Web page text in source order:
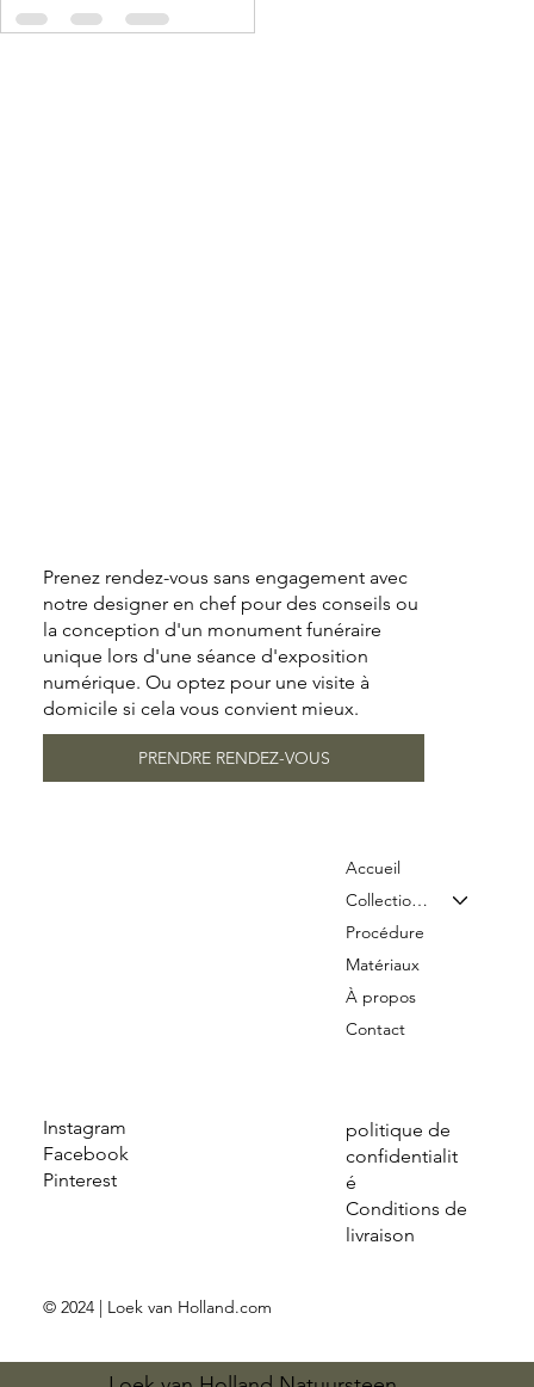
Instagram
Facebook
Pinterest
politique de
confidentialit
é
Conditions de
livraison
Accueil
Collection & Tarifs
Procédure
Matériaux
À propos
Contact
© 2024 | Loek van Holland.com
Prenez rendez-vous sans engagement avec
notre designer en chef pour des conseils ou
la conception d'un monument funéraire
unique lors d'une séance d'exposition
numérique. Ou optez pour une visite à
domicile si cela vous convient mieux.
PRENDRE RENDEZ-VOUS